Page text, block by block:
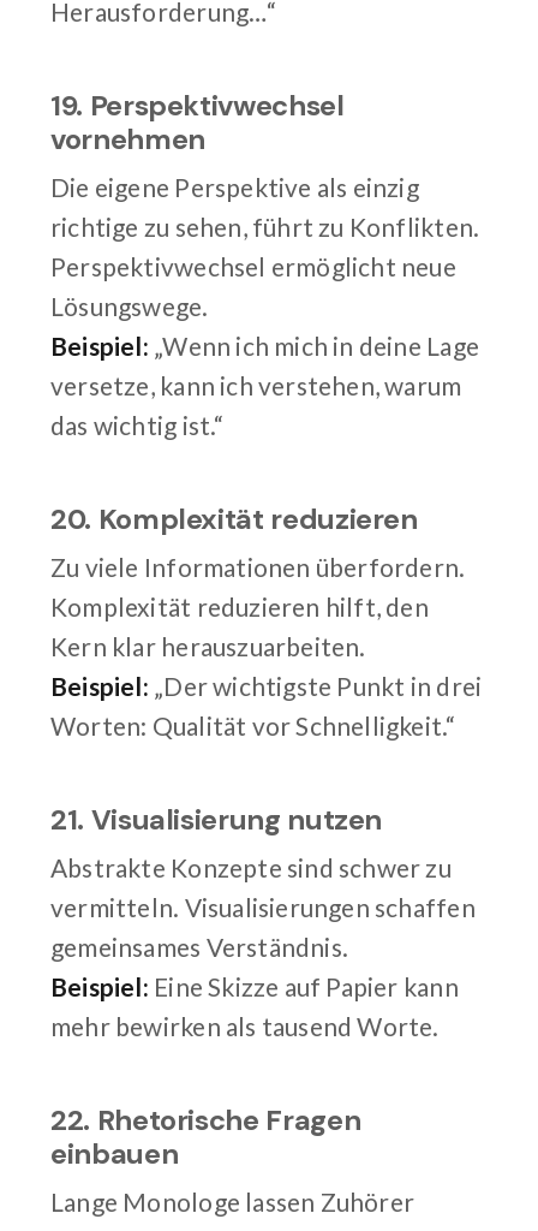
Herausforderung…“
19. Perspektivwechsel
vornehmen
Die eigene Perspektive als einzig
richtige zu sehen, führt zu Konflikten.
Perspektivwechsel ermöglicht neue
Lösungswege.
Beispiel: „Wenn ich mich in deine Lage
versetze, kann ich verstehen, warum
das wichtig ist.“
20. Komplexität reduzieren
Zu viele Informationen überfordern.
Komplexität reduzieren hilft, den
Kern klar herauszuarbeiten.
Beispiel: „Der wichtigste Punkt in drei
Worten: Qualität vor Schnelligkeit.“
21. Visualisierung nutzen
Abstrakte Konzepte sind schwer zu
vermitteln. Visualisierungen schaffen
gemeinsames Verständnis.
Beispiel: Eine Skizze auf Papier kann
mehr bewirken als tausend Worte.
22. Rhetorische Fragen
einbauen
Lange Monologe lassen Zuhörer